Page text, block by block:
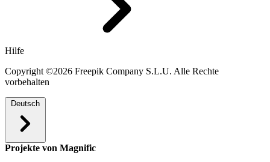
Hilfe
Copyright ©2026 Freepik Company S.L.U. Alle Rechte
vorbehalten
Deutsch
Projekte von Magnific